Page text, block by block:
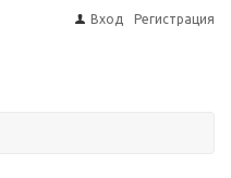
Вход Регистрация